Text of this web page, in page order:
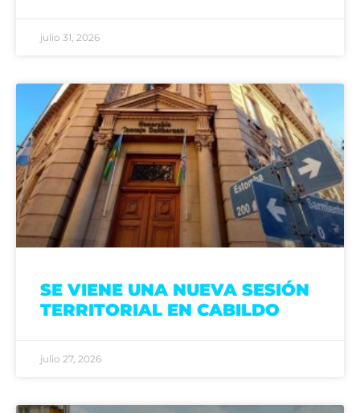
julio 31, 2026
SE VIENE UNA NUEVA SESIÓN
TERRITORIAL EN CABILDO
julio 27, 2026